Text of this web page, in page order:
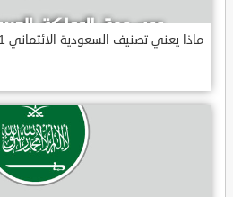
ماذا يعني تصنيف السعودية الائتماني AA1